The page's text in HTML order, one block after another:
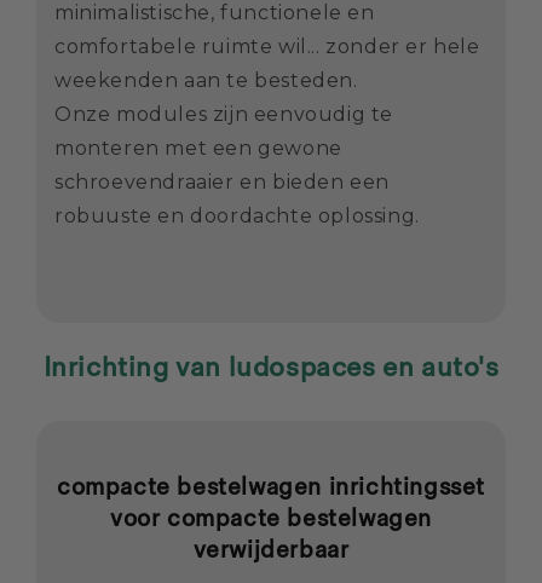
minimalistische, functionele en
comfortabele ruimte wil... zonder er hele
weekenden aan te besteden.
Onze modules zijn eenvoudig te
monteren met een gewone
schroevendraaier en bieden een
robuuste en doordachte oplossing.
Inrichting van ludospaces en auto's
compacte bestelwagen inrichtingsset
voor compacte bestelwagen
verwijderbaar